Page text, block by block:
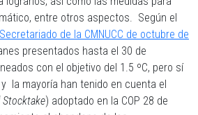
entre otros aspectos. Según el
de la CMNUCC de octubre de
presentados hasta el 30 de
con el objetivo del 1.5 ºC, pero sí
la mayoría han tenido en cuenta el
Stocktake) adoptado en la COP 28 de